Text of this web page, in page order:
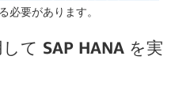
必要があります。
て SAP HANA を実